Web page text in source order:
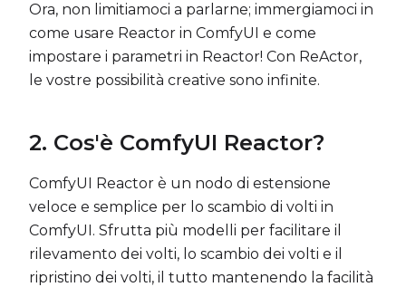
Ora, non limitiamoci a parlarne; immergiamoci in
come usare Reactor in ComfyUI e come
impostare i parametri in Reactor! Con ReActor,
le vostre possibilità creative sono infinite.
2. Cos'è ComfyUI Reactor?
ComfyUI Reactor è un nodo di estensione
veloce e semplice per lo scambio di volti in
ComfyUI. Sfrutta più modelli per facilitare il
rilevamento dei volti, lo scambio dei volti e il
ripristino dei volti, il tutto mantenendo la facilità